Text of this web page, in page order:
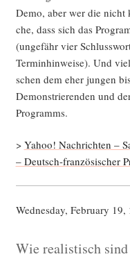
Demo, aber wer die nicht
che, dass sich das
(unge­fähr vier
Ter­min­hin­wei­se). Und
schen dem eher jun­gen
Demons­trie­ren­den und
Programms.
> Yahoo! Nach­rich­ten –
– Deutsch-fran­zö­si­scher
Wed­nes­day, Febru­ary 19,
Wie realistisch